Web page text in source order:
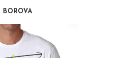
BOROVA